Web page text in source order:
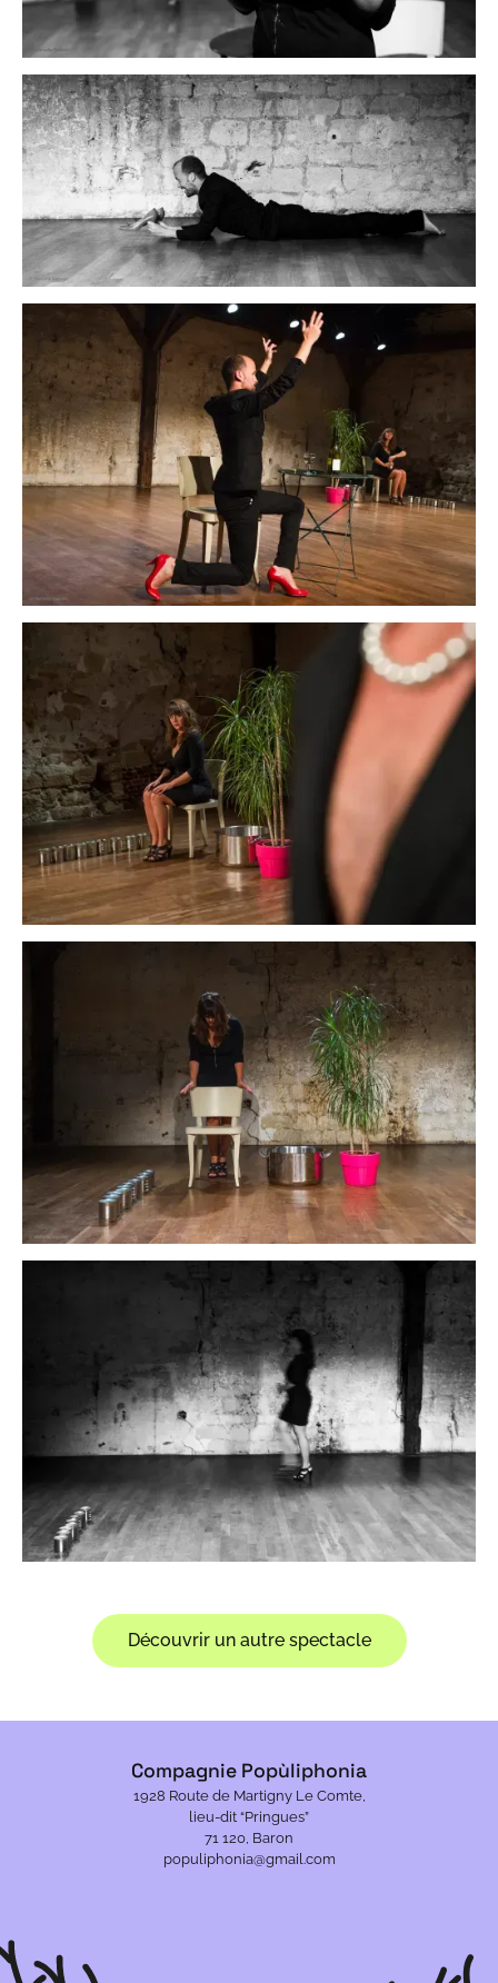
Découvrir un autre spectacle
Compagnie Popùliphonia
1928 Route de Martigny Le Comte,
lieu-dit “Pringues”
71 120, Baron
populiphonia@gmail.com